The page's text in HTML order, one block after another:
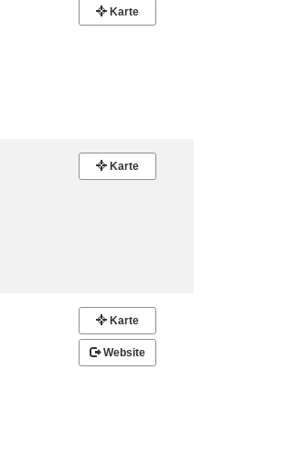
Karte
Karte
Karte
Website